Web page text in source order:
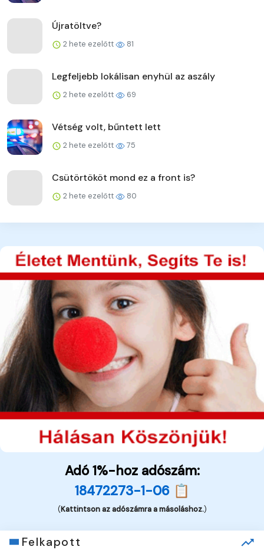
Újratöltve?
2 hete ezelőtt 81
Legfeljebb lokálisan enyhül az aszály
2 hete ezelőtt 69
Vétség volt, bűntett lett
2 hete ezelőtt 75
Csütörtököt mond ez a front is?
2 hete ezelőtt 80
Adó 1%-hoz adószám:
18472273-1-06 📋
(Kattintson az adószámra a másoláshoz.)
Felkapott